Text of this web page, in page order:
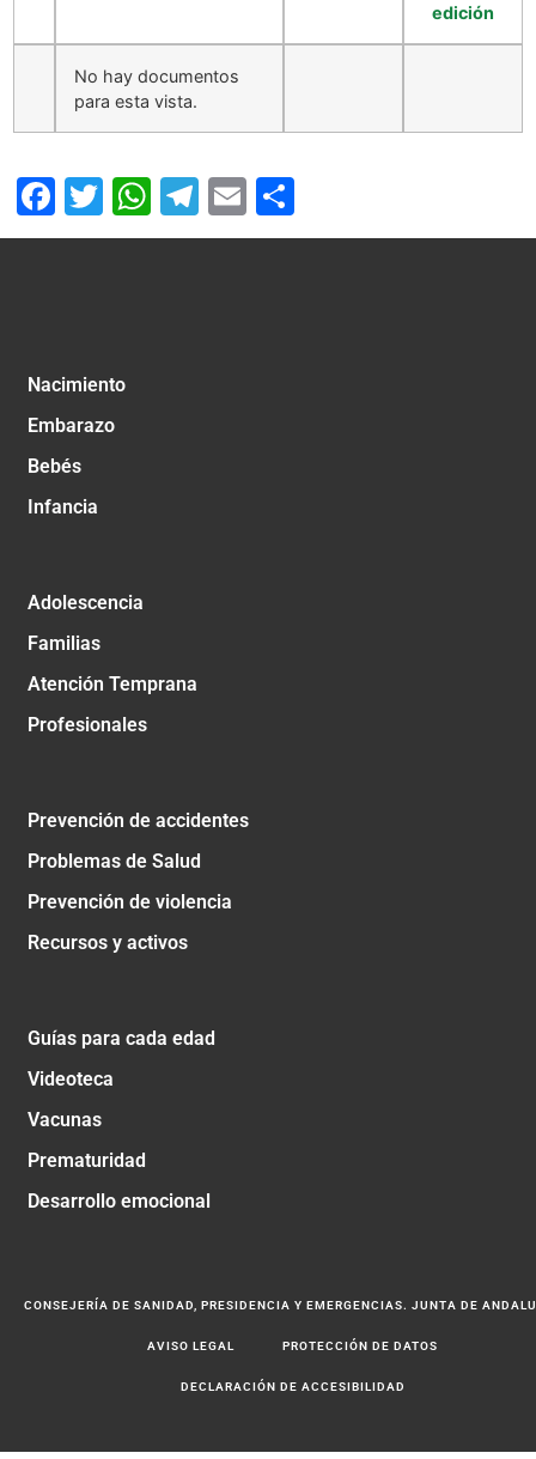
edición
No hay documentos
para esta vista.
Facebook
Twitter
WhatsApp
Telegram
Email
Nacimiento
Embarazo
Bebés
Infancia
Adolescencia
Familias
Atención Temprana
Profesionales
Prevención de accidentes
Problemas de Salud
Prevención de violencia
Recursos y activos
Guías para cada edad
Videoteca
Vacunas
Prematuridad
Desarrollo emocional
CONSEJERÍA DE SANIDAD, PRESIDENCIA Y EMERGENCIAS. JUNTA DE
AVISO LEGAL PROTECCIÓN DE DATOS
DECLARACIÓN DE ACCESIBILIDAD